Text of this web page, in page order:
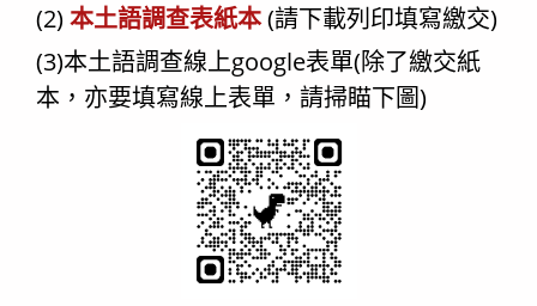
(2)本土語調查表紙本(請下載列印填寫繳交)
(3)本土語調查線上google表單(除了繳交紙
本，亦要填寫線上表單，請掃瞄下圖)